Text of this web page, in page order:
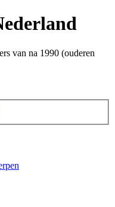
van na 1990 (ouderen